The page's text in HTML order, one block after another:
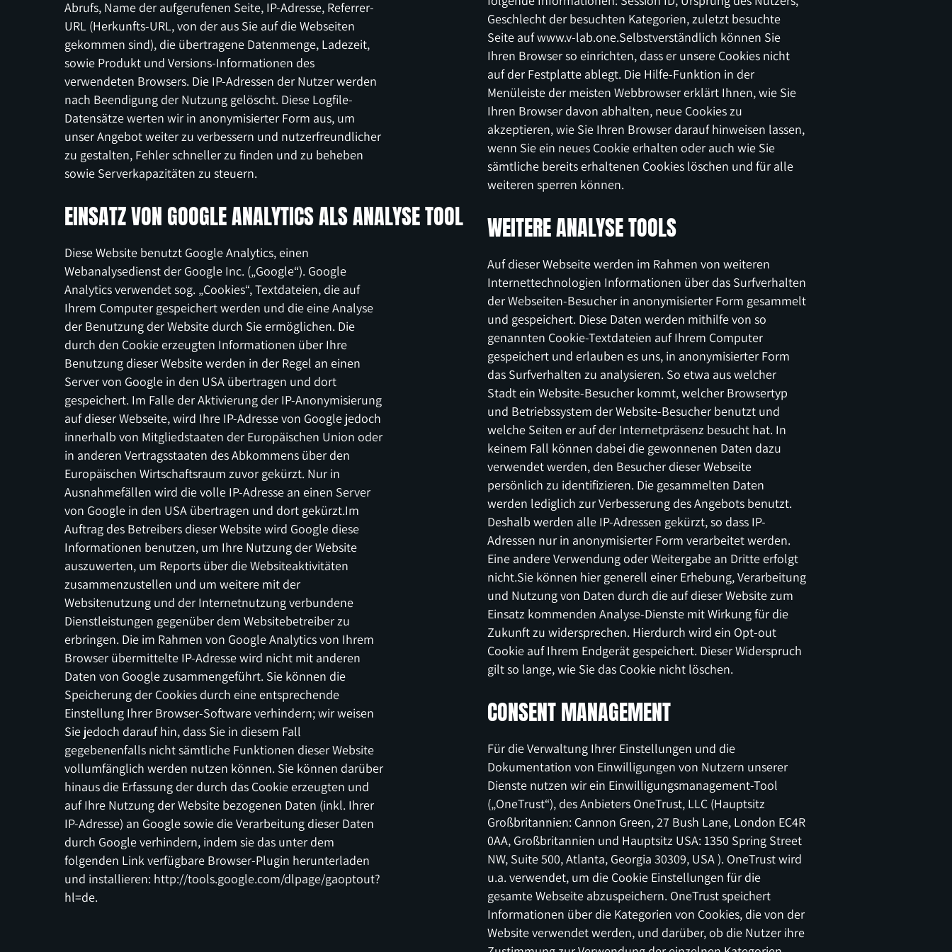
Abrufs, Name der aufgerufenen Seite, IP-Adresse, Referrer-
URL (Herkunfts-URL, von der aus Sie auf die Webseiten
gekommen sind), die übertragene Datenmenge, Ladezeit,
sowie Produkt und Versions-Informationen des
verwendeten Browsers. Die IP-Adressen der Nutzer werden
nach Beendigung der Nutzung gelöscht. Diese Logfile-
Datensätze werten wir in anonymisierter Form aus, um
unser Angebot weiter zu verbessern und nutzerfreundlicher
zu gestalten, Fehler schneller zu finden und zu beheben
sowie Serverkapazitäten zu steuern.
EINSATZ VON GOOGLE ANALYTICS ALS ANALYSE TOOL
Diese Website benutzt Google Analytics, einen
Webanalysedienst der Google Inc. („Google“). Google
Analytics verwendet sog. „Cookies“, Textdateien, die auf
Ihrem Computer gespeichert werden und die eine Analyse
der Benutzung der Website durch Sie ermöglichen. Die
durch den Cookie erzeugten Informationen über Ihre
Benutzung dieser Website werden in der Regel an einen
Server von Google in den USA übertragen und dort
gespeichert. Im Falle der Aktivierung der IP-Anonymisierung
auf dieser Webseite, wird Ihre IP-Adresse von Google jedoch
innerhalb von Mitgliedstaaten der Europäischen Union oder
in anderen Vertragsstaaten des Abkommens über den
Europäischen Wirtschaftsraum zuvor gekürzt. Nur in
Ausnahmefällen wird die volle IP-Adresse an einen Server
von Google in den USA übertragen und dort gekürzt.Im
Auftrag des Betreibers dieser Website wird Google diese
Informationen benutzen, um Ihre Nutzung der Website
auszuwerten, um Reports über die Websiteaktivitäten
zusammenzustellen und um weitere mit der
Websitenutzung und der Internetnutzung verbundene
Dienstleistungen gegenüber dem Websitebetreiber zu
erbringen. Die im Rahmen von Google Analytics von Ihrem
Browser übermittelte IP-Adresse wird nicht mit anderen
Daten von Google zusammengeführt. Sie können die
Speicherung der Cookies durch eine entsprechende
Einstellung Ihrer Browser-Software verhindern; wir weisen
Sie jedoch darauf hin, dass Sie in diesem Fall
gegebenenfalls nicht sämtliche Funktionen dieser Website
vollumfänglich werden nutzen können. Sie können darüber
hinaus die Erfassung der durch das Cookie erzeugten und
auf Ihre Nutzung der Website bezogenen Daten (inkl. Ihrer
IP-Adresse) an Google sowie die Verarbeitung dieser Daten
durch Google verhindern, indem sie das unter dem
folgenden Link verfügbare Browser-Plugin herunterladen
und installieren: http://tools.google.com/dlpage/gaoptout?
hl=de.
Geschlecht der besuchten Kategorien, zuletzt besuchte
Seite auf www.v-lab.one.Selbstverständlich können Sie
Ihren Browser so einrichten, dass er unsere Cookies nicht
auf der Festplatte ablegt. Die Hilfe-Funktion in der
Menüleiste der meisten Webbrowser erklärt Ihnen, wie Sie
Ihren Browser davon abhalten, neue Cookies zu
akzeptieren, wie Sie Ihren Browser darauf hinweisen lassen,
wenn Sie ein neues Cookie erhalten oder auch wie Sie
sämtliche bereits erhaltenen Cookies löschen und für alle
weiteren sperren können.
WEITERE ANALYSE TOOLS
Auf dieser Webseite werden im Rahmen von weiteren
Internettechnologien Informationen über das Surfverhalten
der Webseiten-Besucher in anonymisierter Form gesammelt
und gespeichert. Diese Daten werden mithilfe von so
genannten Cookie-Textdateien auf Ihrem Computer
gespeichert und erlauben es uns, in anonymisierter Form
das Surfverhalten zu analysieren. So etwa aus welcher
Stadt ein Website-Besucher kommt, welcher Browsertyp
und Betriebssystem der Website-Besucher benutzt und
welche Seiten er auf der Internetpräsenz besucht hat. In
keinem Fall können dabei die gewonnenen Daten dazu
verwendet werden, den Besucher dieser Webseite
persönlich zu identifizieren. Die gesammelten Daten
werden lediglich zur Verbesserung des Angebots benutzt.
Deshalb werden alle IP-Adressen gekürzt, so dass IP-
Adressen nur in anonymisierter Form verarbeitet werden.
Eine andere Verwendung oder Weitergabe an Dritte erfolgt
nicht.Sie können hier generell einer Erhebung, Verarbeitung
und Nutzung von Daten durch die auf dieser Website zum
Einsatz kommenden Analyse-Dienste mit Wirkung für die
Zukunft zu widersprechen. Hierdurch wird ein Opt-out
Cookie auf Ihrem Endgerät gespeichert. Dieser Widerspruch
gilt so lange, wie Sie das Cookie nicht löschen.
CONSENT MANAGEMENT
Für die Verwaltung Ihrer Einstellungen und die
Dokumentation von Einwilligungen von Nutzern unserer
Dienste nutzen wir ein Einwilligungsmanagement-Tool
(„OneTrust“), des Anbieters OneTrust, LLC (Hauptsitz
Großbritannien: Cannon Green, 27 Bush Lane, London EC4R
0AA, Großbritannien und Hauptsitz USA: 1350 Spring Street
NW, Suite 500, Atlanta, Georgia 30309, USA ). OneTrust wird
u.a. verwendet, um die Cookie Einstellungen für die
gesamte Webseite abzuspeichern. OneTrust speichert
Informationen über die Kategorien von Cookies, die von der
Website verwendet werden, und darüber, ob die Nutzer ihre